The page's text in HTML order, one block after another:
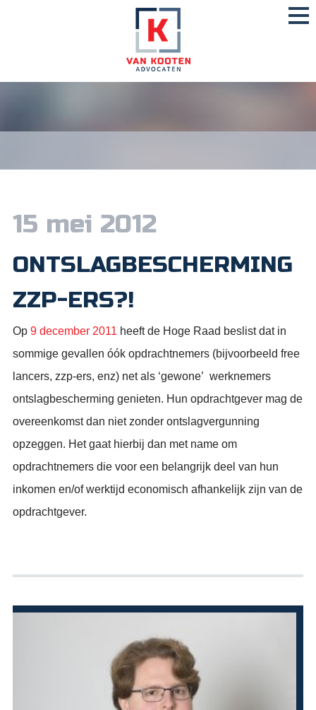
15 mei 2012
ONTSLAGBESCHERMING
ZZP-ERS?!
Op 9 december 2011 heeft de Hoge Raad beslist dat in
sommige gevallen óók opdrachtnemers (bijvoorbeeld free
lancers, zzp-ers, enz) net als ‘gewone’ werknemers
ontslagbescherming genieten. Hun opdrachtgever mag de
overeenkomst dan niet zonder ontslagvergunning
opzeggen. Het gaat hierbij dan met name om
opdrachtnemers die voor een belangrijk deel van hun
inkomen en/of werktijd economisch afhankelijk zijn van de
opdrachtgever.